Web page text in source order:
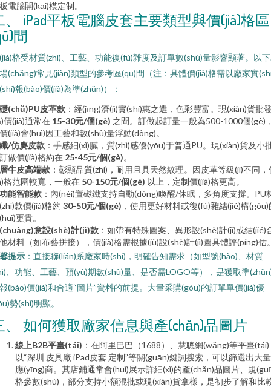
電腦開(kāi)模定制。
、 iPad平板電腦皮套主要類型與價(jià)格區
間
格受材質(zhì)、工藝、功能復(fù)雜度及訂單數(shù)量影響顯著。以
(chǎng)常見(jiàn)類型的參考區(qū)間（注：具體價(jià)格需以廠家實
報(bào)價(jià)為準(zhǔn)）：
(chǔ)PU皮革款 ：經(jīng)濟(jì)實(shí)惠之選，色彩豐富。現(xiàn)貨批
價(jià)通常在 15-30元/個(gè) 之間。訂做起訂量一般為500-1000個(gè)
(jià)會(huì)因工藝和數(shù)量浮動(dòng)。
/仿麂皮款 ：手感細(xì)膩，質(zhì)感優(yōu)于普通PU。現(xiàn)貨及小
做價(jià)格約在 25-45元/個(gè)。
牛皮高端款 ：彰顯品質(zhì)，耐用且具天然紋理。因皮革等級(jí)不同，
格范圍較寬，一般在 50-150元/個(gè) 以上，定制價(jià)格更高。
能智能款 ：內(nèi)置磁鐵支持自動(dòng)喚醒/休眠，多角度支撐。PU
款價(jià)格約 30-50元/個(gè) ，使用更好材料或復(fù)雜結(jié)構(gòu)
更貴。
意設(shè)計(jì)款 ：如帶有特殊圖案、異形設(shè)計(jì)或結(jié)
材料（如布藝拼接），價(jià)格需根據(jù)設(shè)計(jì)圖具體評(píng)估
提示 ：直接聯(lián)系廠家時(shí)，明確告知需求（如型號(hào)、材質
、功能、工藝、預(yù)期數(shù)量、是否需LOGO等），是獲取準
(bào)價(jià)和合適“圖片”資料的前提。大量采購(gòu)的訂單單價(jià)優
勢(shì)明顯。
、 如何獲取廠家信息與產(chǎn)品圖片
線上B2B平臺(tái) ：在阿里巴巴（1688）、慧聰網(wǎng)等平臺(tái)
以“深圳 皮具廠 iPad皮套 定制”等關(guān)鍵詞搜索，可以篩選出大
應(yīng)商。其店鋪通常會(huì)展示詳細(xì)的產(chǎn)品圖片、規
格參數(shù)，部分支持小額混批或現(xiàn)貨拿樣，是初步了解和比